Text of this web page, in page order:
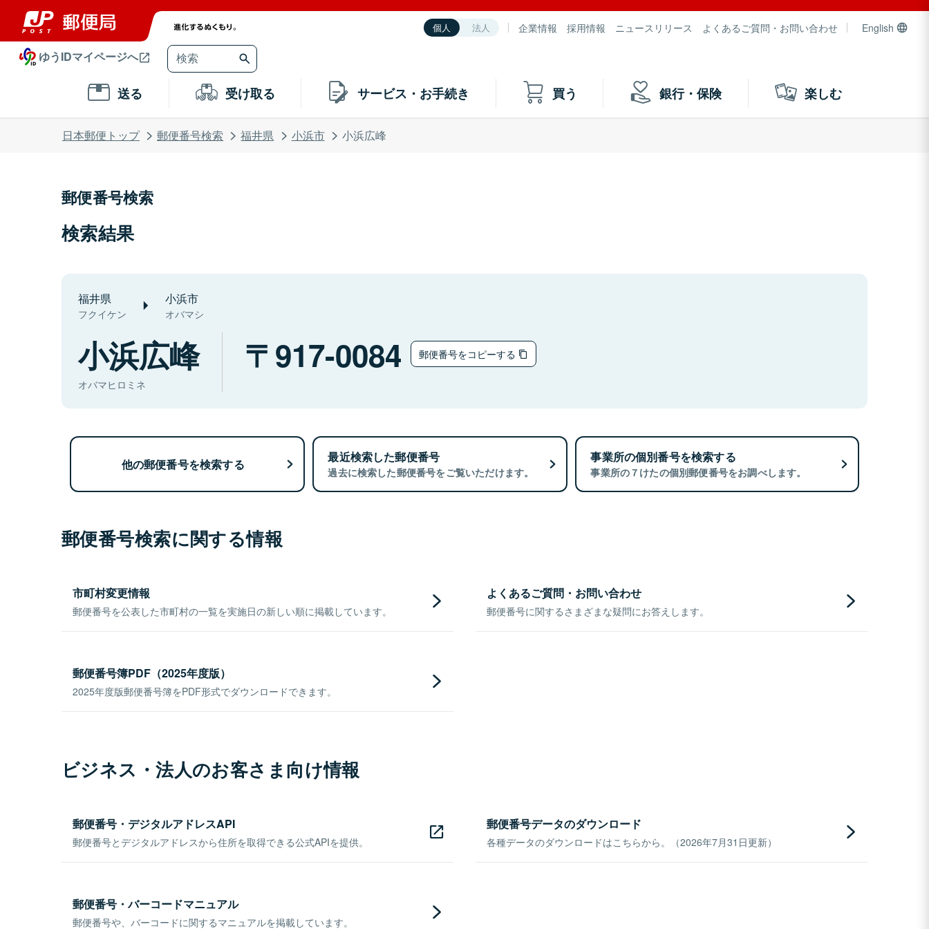
個人 法人 企業情報 採用情報 ニュースリリース よくあるご質問・お問い合わせ English
ゆうIDマイページへ
送る 受け取る サービス・お手続き 買う 銀行・保険 楽しむ
日本郵便トップ 郵便番号検索 福井県 小浜市 小浜広峰
郵便番号検索
検索結果
福井県
フクイケン
小浜市
オバマシ
小浜広峰
オバマヒロミネ
917-0084 郵便番号をコピーする
他の郵便番号を検索する 最近検索した郵便番号
過去に検索した郵便番号をご覧いただけます。
事業所の個別番号を検索する
事業所の７けたの個別郵便番号をお調べします。
郵便番号検索に関する情報
市町村変更情報
郵便番号を公表した市町村の一覧を実施日の新しい順に掲載しています。
よくあるご質問・お問い合わせ
郵便番号に関するさまざまな疑問にお答えします。
郵便番号簿PDF（2025年度版）
2025年度版郵便番号簿をPDF形式でダウンロードできます。
ビジネス・法人のお客さま向け情報
郵便番号・デジタルアドレスAPI
郵便番号とデジタルアドレスから住所を取得できる公式APIを提供。
郵便番号データのダウンロード
各種データのダウンロードはこちらから。（2026年7月31日更新）
郵便番号・バーコードマニュアル
郵便番号や、バーコードに関するマニュアルを掲載しています。